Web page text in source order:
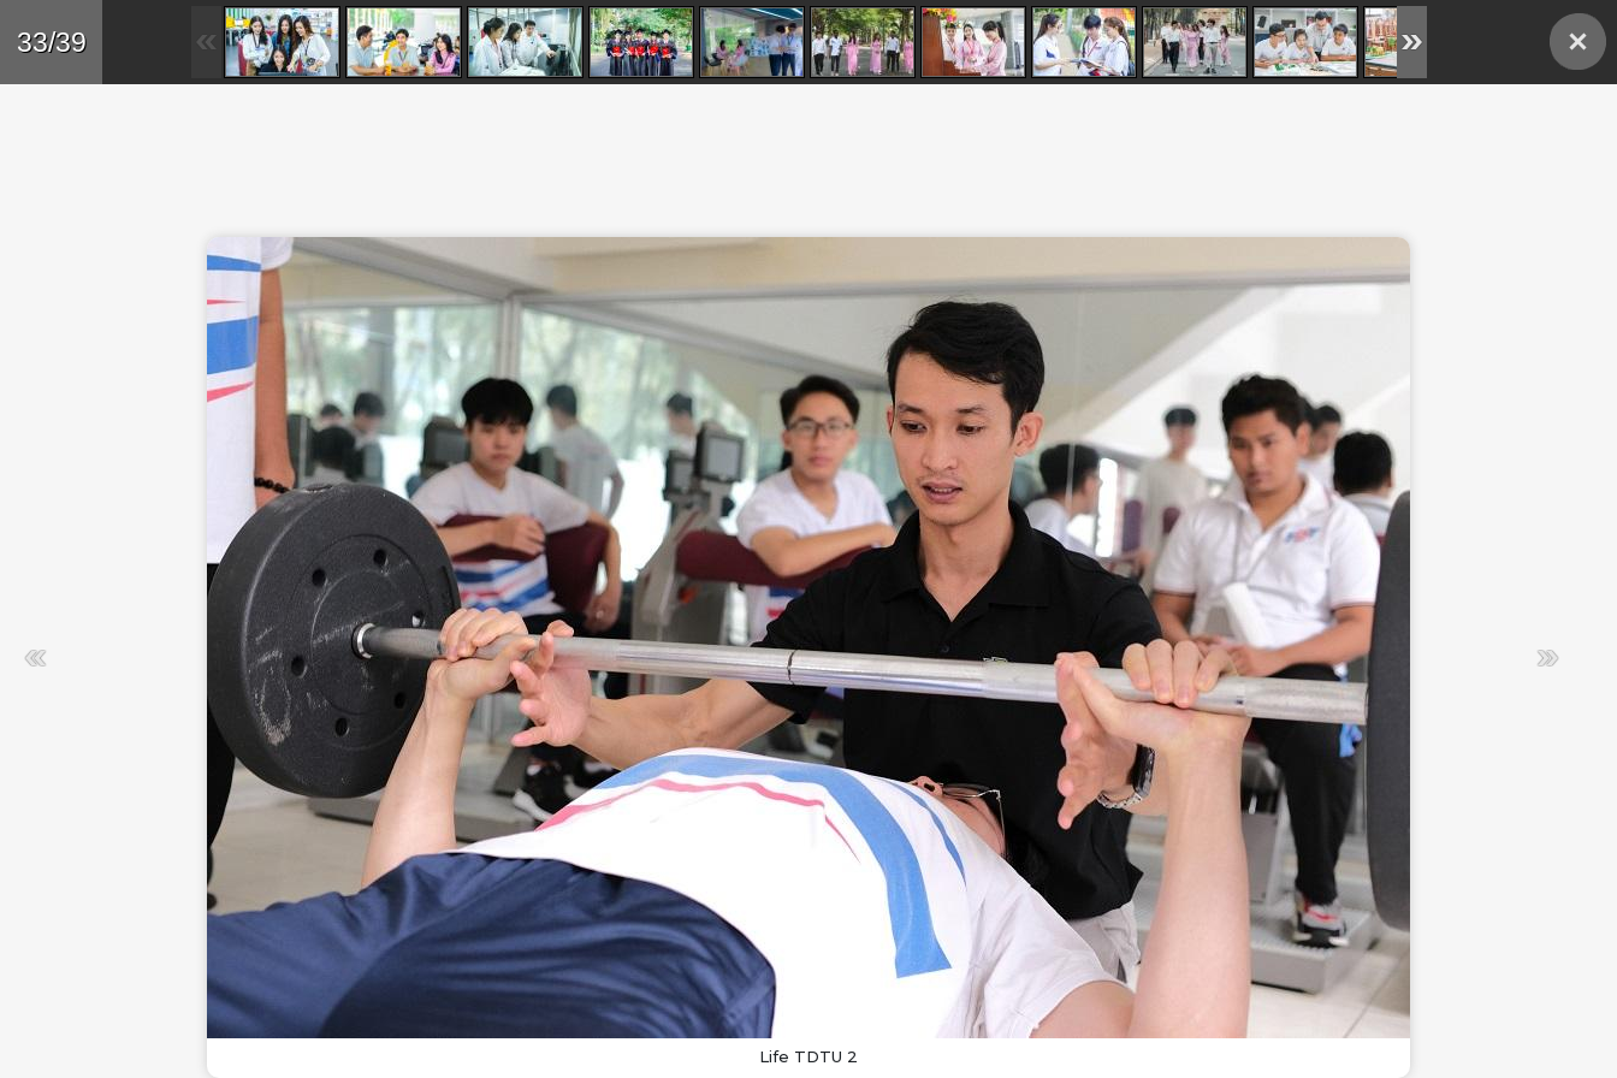
33/39 Trở lại
Life TDTU 2